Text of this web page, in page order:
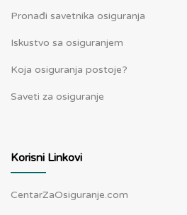
Pronađi savetnika osiguranja
Iskustvo sa osiguranjem
Koja osiguranja postoje?
Saveti za osiguranje
Korisni Linkovi
CentarZaOsiguranje.com